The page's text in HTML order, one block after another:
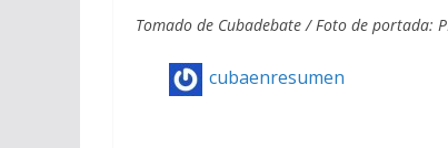
Tomado de Cubadebate / Foto de portada:
cubaenresumen